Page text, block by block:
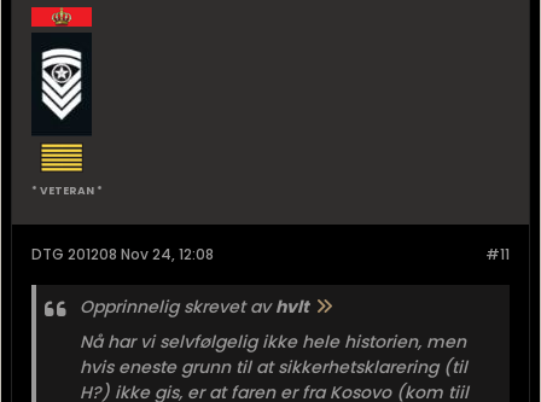
* VETERAN *
#11
DTG 201208 Nov 24, 12:08
Opprinnelig skrevet avhvlt
Nå har vi selvfølgelig ikke hele historien, men
hvis eneste grunn til at sikkerhetsklarering (til
H?) ikke gis, er at faren er fra Kosovo (kom tiil